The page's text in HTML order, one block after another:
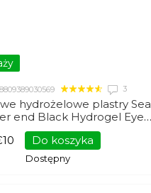
3
hydrożelowe plastry Sea
end Black Hydrogel Eye
BeauuGreen 60 szt.
Do koszyka
Dostępny